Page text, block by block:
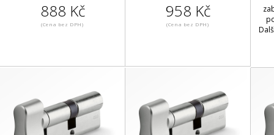
888 Kč
(Cena bez DPH)
958 Kč
(Cena bez DPH)